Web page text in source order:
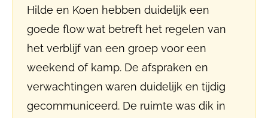
Hilde en Koen hebben duidelijk een
goede flow wat betreft het regelen van
het verblijf van een groep voor een
weekend of kamp. De afspraken en
verwachtingen waren duidelijk en tijdig
gecommuniceerd. De ruimte was dik in